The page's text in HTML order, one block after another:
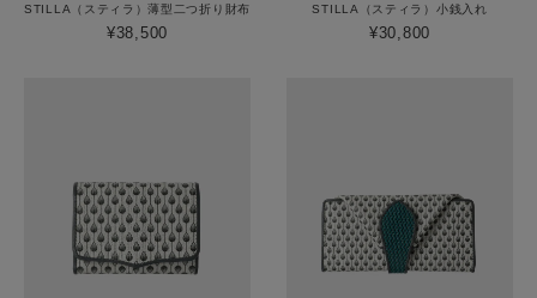
STILLA（スティラ）薄型二つ折り財布
¥38,500
STILLA（スティラ）小銭入れ
¥30,800